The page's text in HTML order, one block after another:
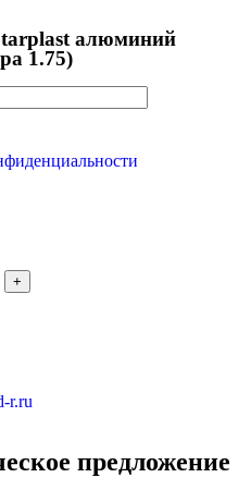
алюминий
1.75)
r.ru
предложение